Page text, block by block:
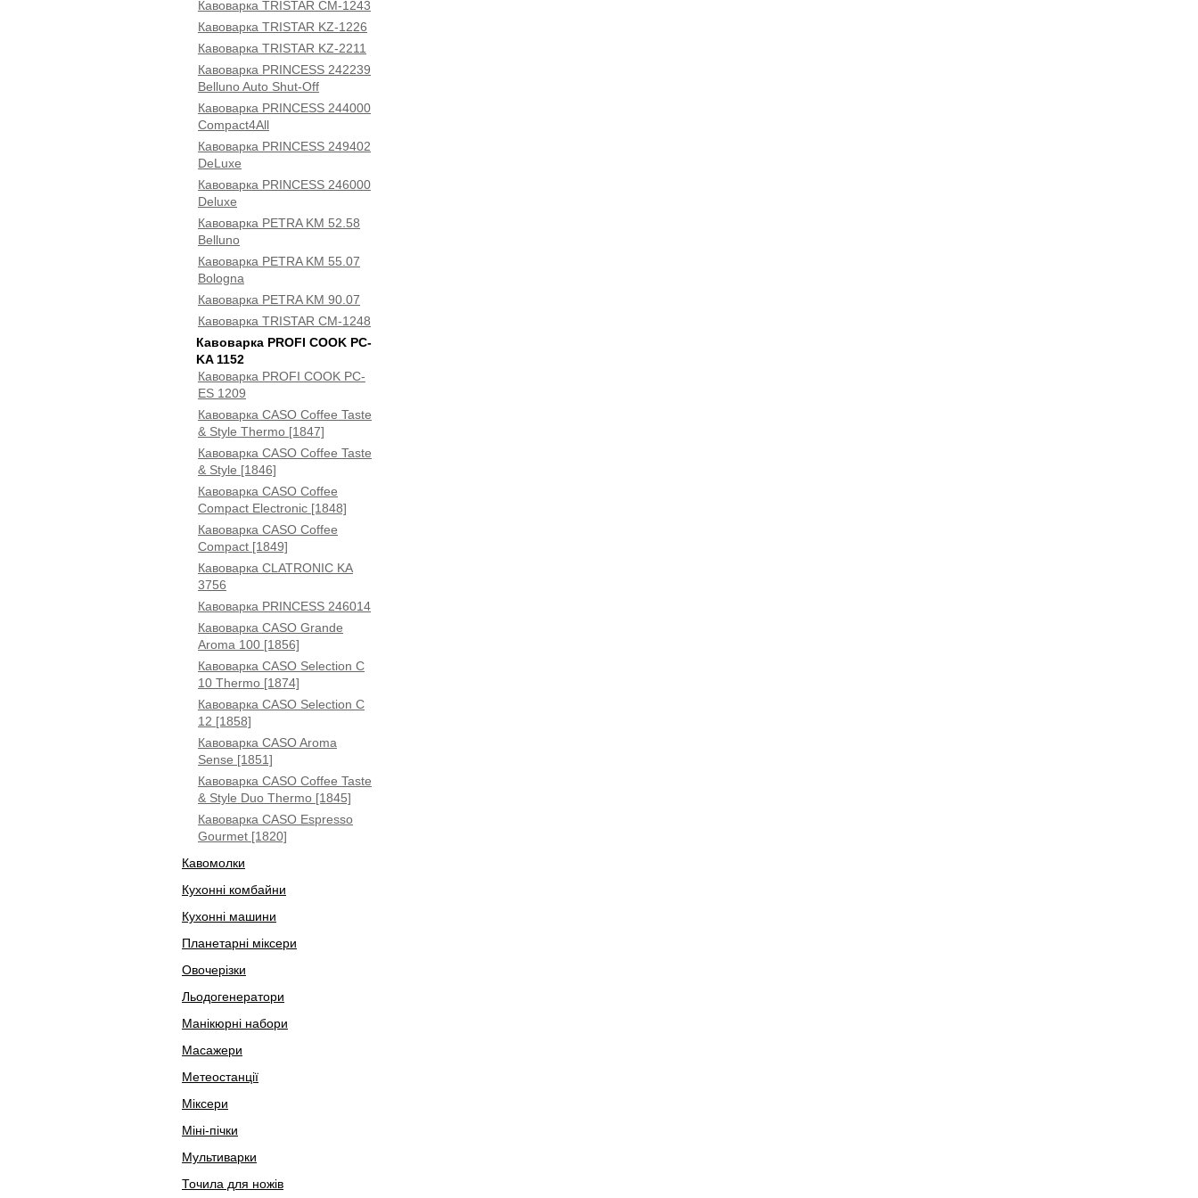
Кавоварка TRISTAR CM-1243
Кавоварка TRISTAR KZ-1226
Кавоварка TRISTAR KZ-2211
Кавоварка PRINCESS 242239
Belluno Auto Shut-Off
Кавоварка PRINCESS 244000
Compact4All
Кавоварка PRINCESS 249402
DeLuxe
Кавоварка PRINCESS 246000
Deluxe
Кавоварка PETRA KM 52.58
Belluno
Кавоварка PETRA KM 55.07
Bologna
Кавоварка PETRA KM 90.07
Кавоварка TRISTAR CM-1248
Кавоварка PROFI COOK PC-
KA 1152
Кавоварка PROFI COOK PC-
ES 1209
Кавоварка CASO Coffee Taste
& Style Thermo [1847]
Кавоварка CASO Coffee Taste
& Style [1846]
Кавоварка CASO Coffee
Compact Electronic [1848]
Кавоварка CASO Coffee
Compact [1849]
Кавоварка CLATRONIC KA
3756
Кавоварка PRINCESS 246014
Кавоварка CASO Grande
Aroma 100 [1856]
Кавоварка CASO Selection C
10 Thermo [1874]
Кавоварка CASO Selection C
12 [1858]
Кавоварка CASO Aroma
Sense [1851]
Кавоварка CASO Coffee Taste
& Style Duo Thermo [1845]
Кавоварка CASO Espresso
Gourmet [1820]
Кавомолки
Кухонні комбайни
Кухонні машини
Планетарні міксери
Овочерізки
Льодогенератори
Манікюрні набори
Масажери
Метеостанції
Міксери
Міні-пічки
Мультиварки
Точила для ножів